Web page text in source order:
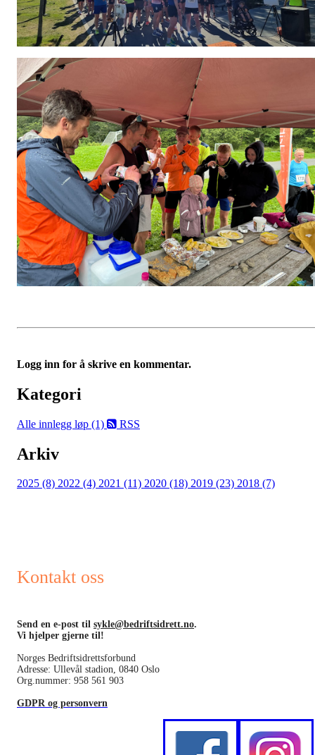
Logg inn for å skrive en kommentar.
Kategori
Alle innlegg løp (1) RSS
Arkiv
2025 (8) 2022 (4) 2021 (11) 2020 (18) 2019 (23) 2018 (7)
Kontakt oss
Send en e-post til sykle@bedriftsidrett.no.
Vi hjelper gjerne til!
Norges Bedriftsidrettsforbund
Adresse: Ullevål stadion, 0840 Oslo
Org.nummer: 958 561 903
GDPR og personvern